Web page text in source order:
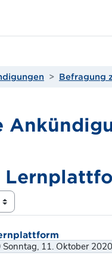
Befragung
Sonntag, 11. Oktober